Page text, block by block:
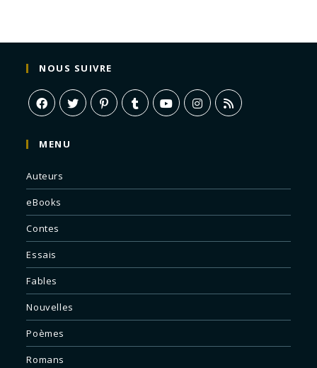
NOUS SUIVRE
MENU
Auteurs
eBooks
Contes
Essais
Fables
Nouvelles
Poèmes
Romans